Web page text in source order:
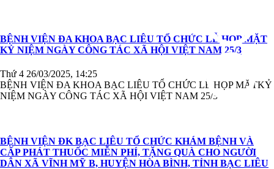
BỆNH VIỆN ĐA KHOA BẠC LIÊU TỔ CHỨC LỄ HỌP MẶT
KỶ NIỆM NGÀY CÔNG TÁC XÃ HỘI VIỆT NAM 25/3
Thứ 4 26/03/2025, 14:25
BỆNH VIỆN ĐA KHOA BẠC LIÊU TỔ CHỨC LỄ HỌP MẶTKỶ
NIỆM NGÀY CÔNG TÁC XÃ HỘI VIỆT NAM 25/3
BỆNH VIỆN ĐK BẠC LIÊU TỔ CHỨC KHÁM BỆNH VÀ
CẤP PHÁT THUỐC MIỄN PHÍ, TẶNG QUÀ CHO NGƯỜI
DÂN XÃ VĨNH MỸ B, HUYỆN HÒA BÌNH, TỈNH BẠC LIÊU